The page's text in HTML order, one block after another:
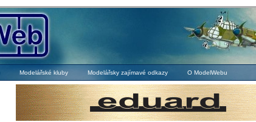
Modelářské kluby Modelářsky zajímavé odkazy O ModelWebu